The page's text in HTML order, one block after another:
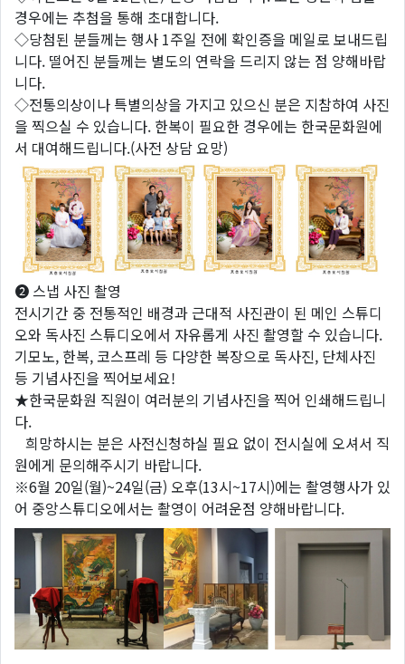
경우에는 추첨을 통해 초대합니다.
◇당첨된 분들께는 행사 1주일 전에 확인증을 메일로 보내드립
니다. 떨어진 분들께는 별도의 연락을 드리지 않는 점 양해바랍
니다.
◇전통의상이나 특별의상을 가지고 있으신 분은 지참하여 사진
을 찍으실 수 있습니다. 한복이 필요한 경우에는 한국문화원에
서 대여해드립니다.(사전 상담 요망)
❷ 스냅 사진 촬영
전시기간 중 전통적인 배경과 근대적 사진관이 된 메인 스튜디
오와 독사진 스튜디오에서 자유롭게 사진 촬영할 수 있습니다.
기모노, 한복, 코스프레 등 다양한 복장으로 독사진, 단체사진
등 기념사진을 찍어보세요!
★한국문화원 직원이 여러분의 기념사진을 찍어 인쇄해드립니
다.
희망하시는 분은 사전신청하실 필요 없이 전시실에 오셔서 직
원에게 문의해주시기 바랍니다.
※6월 20일(월)~24일(금) 오후(13시~17시)에는 촬영행사가 있
어 중앙스튜디오에서는 촬영이 어려운점 양해바랍니다.